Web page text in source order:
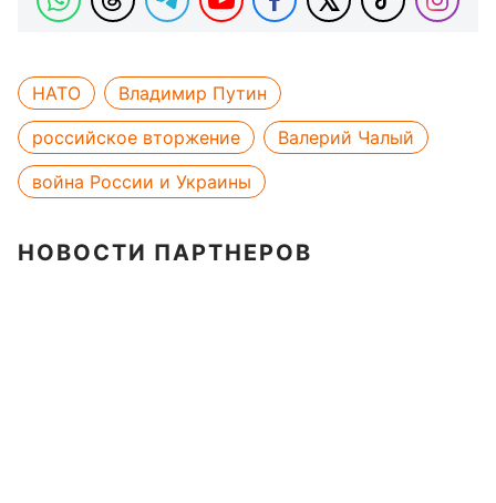
НАТО
Владимир Путин
российское вторжение
Валерий Чалый
война России и Украины
НОВОСТИ ПАРТНЕРОВ